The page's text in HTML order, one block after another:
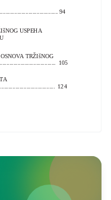
94
USPEHA
TRŽIšNOG
105
124